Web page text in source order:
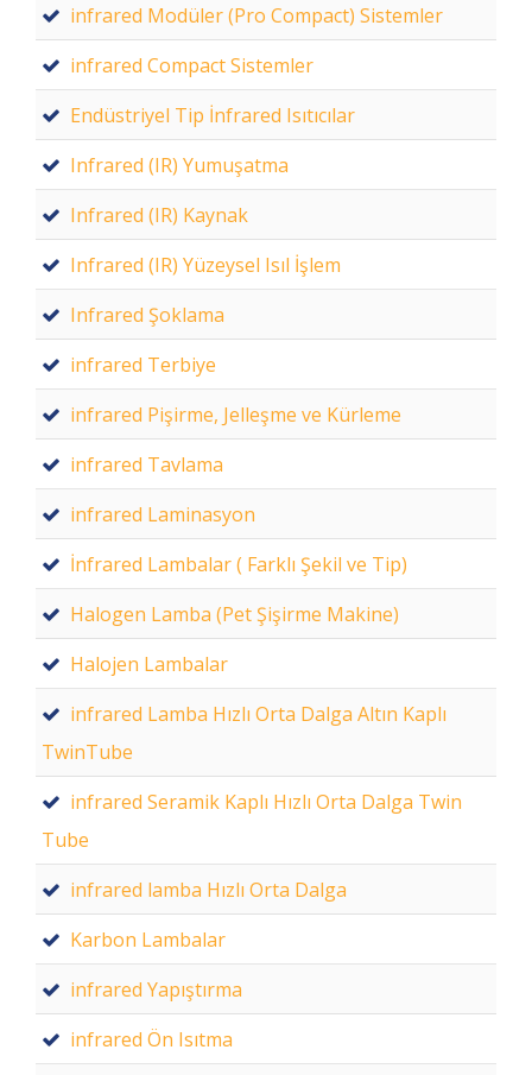
infrared Modüler (Pro Compact) Sistemler
infrared Compact Sistemler
Endüstriyel Tip İnfrared Isıtıcılar
Infrared (IR) Yumuşatma
Infrared (IR) Kaynak
Infrared (IR) Yüzeysel Isıl İşlem
Infrared Şoklama
infrared Terbiye
infrared Pişirme, Jelleşme ve Kürleme
infrared Tavlama
infrared Laminasyon
İnfrared Lambalar ( Farklı Şekil ve Tip)
Halogen Lamba (Pet Şişirme Makine)
Halojen Lambalar
infrared Lamba Hızlı Orta Dalga Altın Kaplı
TwinTube
infrared Seramik Kaplı Hızlı Orta Dalga Twin
Tube
infrared lamba Hızlı Orta Dalga
Karbon Lambalar
infrared Yapıştırma
infrared Ön Isıtma